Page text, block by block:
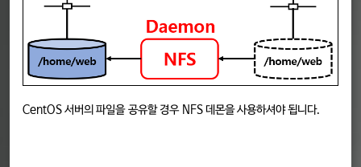
CentOS 서버의 파일을 공유할 경우 NFS 데몬을 사용하셔야 됩니다.